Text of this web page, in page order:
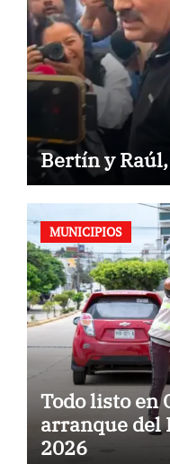
Bertín y
MUNICIPIOS
Todo listo en
arranque del
2026